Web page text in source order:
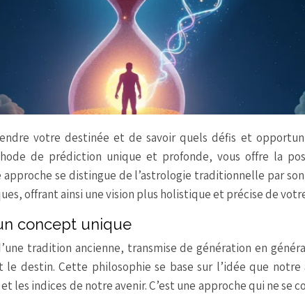
votre destinée et de savoir quels défis et
de prédiction unique et profonde, vous offre la
se distingue de l’astrologie traditionnelle par son
offrant ainsi une vision plus holistique et précise de
concept unique
tradition ancienne, transmise de génération en
le destin. Cette philosophie se base sur l’idée que
les indices de notre avenir. C’est une approche qui ne se